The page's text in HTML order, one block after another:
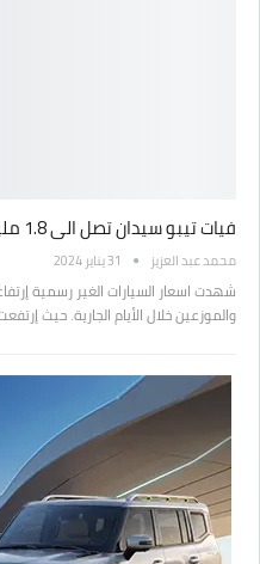
فيات تيبو سيدان تصل الى 1.8 مليون جنيه في المعارض
محمد عبد العزيز 31 يناير 2024
شهدت اسعار السيارات الغير رسمية
والموزعين خلال الأيام الجارية. حيث